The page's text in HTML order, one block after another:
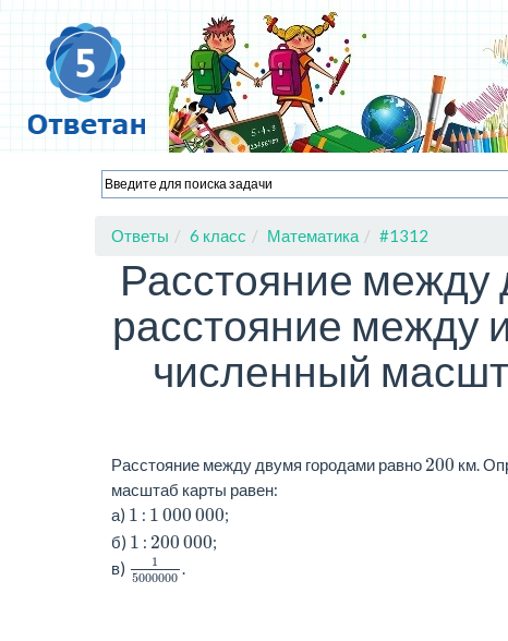
Ответы 6 класс Математика #1312
Расстояние между
расстояние между
численный
Расстояние между двумя городами равно 200 км.
масштаб карты равен:
а) 1 : 1000000;
б) 1 : 200000;
в)
1
5000000
1 5000000